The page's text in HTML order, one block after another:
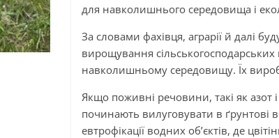
для навколишнього середовища і
За словами фахівця, аграрії й далі
вирощування
навколишньому середовищу. Їх
Якщо поживні речовини, такі як
починають вилуговувати в
евтрофікації водних об’єктів, де